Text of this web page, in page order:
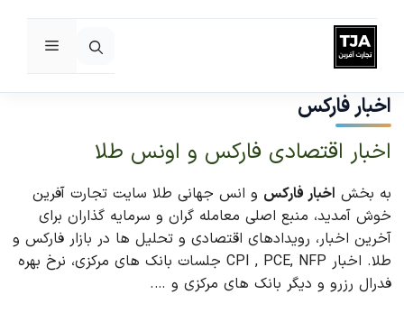
پرش
به
محتوا
فهرست
اخبار فارکس
اخبار اقتصادی فارکس و اونس طلا
به بخش اخبار فارکس و انس جهانی طلا سایت تجارت آفرین
خوش آمدید، منبع اصلی معامله گران و سرمایه گذاران برای
آخرین اخبار، رویدادهای اقتصادی و تحلیل ها در بازار فارکس و
طلا. اخبار CPI , PCE, NFP جلسات بانک های مرکزی، نرخ بهره
فدرال رزرو و دیگر بانک های مرکزی و ….